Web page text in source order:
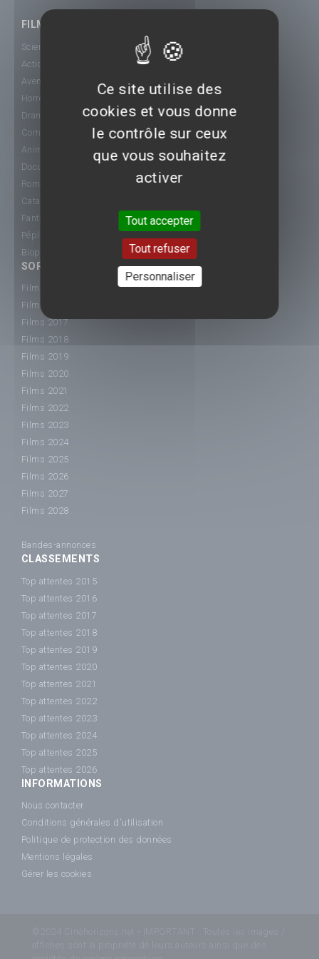
FILMS
Science-Fiction
Action
Aventure
Horreur
Drame
Comédie
Animation
Documentaire
Romance
Catastrophe
Fantastique
Péplum
Biopic
SORTIE CINÉ
Films 2015
Films 2016
Films 2017
Films 2018
Films 2019
Films 2020
Films 2021
Films 2022
Films 2023
Films 2024
Films 2025
Films 2026
Films 2027
Films 2028
Bandes-annonces
CLASSEMENTS
Top attentes 2015
Top attentes 2016
Top attentes 2017
Top attentes 2018
Top attentes 2019
Top attentes 2020
Top attentes 2021
Top attentes 2022
Top attentes 2023
Top attentes 2024
Top attentes 2025
Top attentes 2026
INFORMATIONS
Nous contacter
Conditions générales d'utilisation
Politique de protection des données
Mentions légales
Gérer les cookies
Ce site utilise des
cookies et vous donne
le contrôle sur ceux
que vous souhaitez
activer
Tout accepter
Tout refuser
Personnaliser